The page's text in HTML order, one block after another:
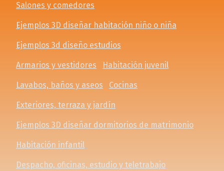
Salones y comedores
Ejemplos 3D diseñar habitación niño o niña
Ejemplos 3d diseño estudios
Armarios y vestidores Habitación juvenil
Lavabos, baños y aseos Cocinas
Exteriores, terraza y jardín
Ejemplos 3D diseñar dormitorios de matrimonio
Habitación infantil
Despacho, oficinas, estudio y teletrabajo